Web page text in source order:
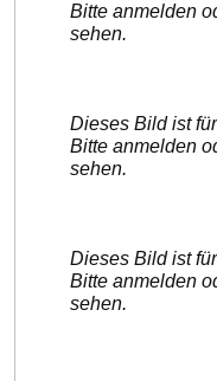
Bitte anmelden
sehen.
Dieses Bild ist
Bitte anmelden
sehen.
Dieses Bild ist
Bitte anmelden
sehen.